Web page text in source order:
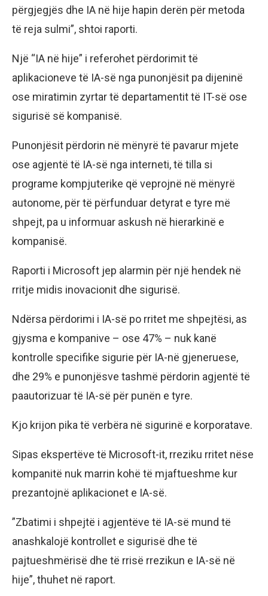
përgjegjës dhe IA në hije hapin derën për metoda
të reja sulmi”, shtoi raporti.
Një “IA në hije” i referohet përdorimit të
aplikacioneve të IA-së nga punonjësit pa dijeninë
ose miratimin zyrtar të departamentit të IT-së ose
sigurisë së kompanisë.
Punonjësit përdorin në mënyrë të pavarur mjete
ose agjentë të IA-së nga interneti, të tilla si
programe kompjuterike që veprojnë në mënyrë
autonome, për të përfunduar detyrat e tyre më
shpejt, pa u informuar askush në hierarkinë e
kompanisë.
Raporti i Microsoft jep alarmin për një hendek në
rritje midis inovacionit dhe sigurisë.
Ndërsa përdorimi i IA-së po rritet me shpejtësi, as
gjysma e kompanive – ose 47% – nuk kanë
kontrolle specifike sigurie për IA-në gjeneruese,
dhe 29% e punonjësve tashmë përdorin agjentë të
paautorizuar të IA-së për punën e tyre.
Kjo krijon pika të verbëra në sigurinë e korporatave.
Sipas ekspertëve të Microsoft-it, rreziku rritet nëse
kompanitë nuk marrin kohë të mjaftueshme kur
prezantojnë aplikacionet e IA-së.
”Zbatimi i shpejtë i agjentëve të IA-së mund të
anashkalojë kontrollet e sigurisë dhe të
pajtueshmërisë dhe të rrisë rrezikun e IA-së në
hije”, thuhet në raport.